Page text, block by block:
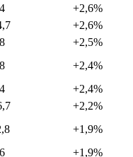
+2,6%
+2,6%
+2,5%
+2,4%
+2,4%
+2,2%
+1,9%
+1,9%